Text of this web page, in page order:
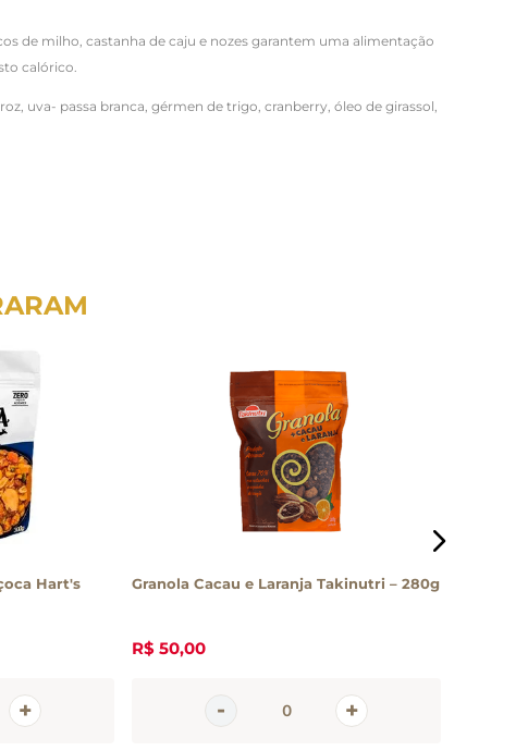
de milho, castanha de caju e nozes garantem uma alimentação
calórico.
uva- passa branca, gérmen de trigo, cranberry, óleo de girassol,
Hart's
Granola Cacau e Laranja Takinutri – 280g
R$ 50,00